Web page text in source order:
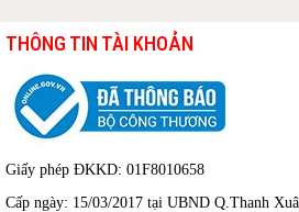
THÔNG TIN TÀI KHOẢN
Giấy phép ĐKKD: 01F8010658
Cấp ngày: 15/03/2017 tại UBND Q.Thanh